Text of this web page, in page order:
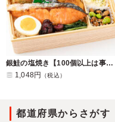
銀鮭の塩焼き【100個以上は事前問い合わせ】
1,048円
（税込）
都道府県からさがす